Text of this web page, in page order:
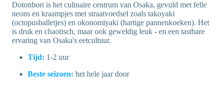
Dotonbori is het culinaire centrum van Osaka, gevuld met felle
neons en kraampjes met straatvoedsel zoals takoyaki
(octopusballetjes) en okonomiyaki (hartige pannenkoeken). Het
is druk en chaotisch, maar ook geweldig leuk - en een tastbare
ervaring van Osaka's eetcultuur.
Tijd: 1-2 uur
Beste seizoen: het hele jaar door